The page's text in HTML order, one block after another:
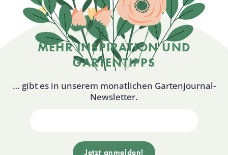
MEHR INSPIRATION UND
GARTENTIPPS
… gibt es in unserem monatlichen Gartenjournal-
Newsletter.